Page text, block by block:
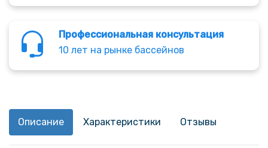
Профессиональная консультация
10 лет на рынке бассейнов
Описание Характеристики Отзывы